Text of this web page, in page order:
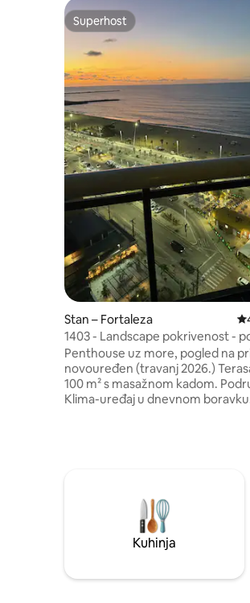
Superhost
Superhost
Stan – Fortaleza
1403 - Landscape pokrivenost -
na more
Penthouse uz more, pogled na
novouređen (travanj 2026.) Terasa od
100 m² s masažnom kadom. Podrum.
Klima-uređaj u dnevnom boravku. Wi-
Televizor od 75” u glavnoj
klima-uređajima te spektakularnim
pogledom na ocean iz svake sobe.
Idealno za obitelji ili grupe koje
udobnost i potpuno opremljenu
2.500 R$ putem PIX-a prilikom
Kuhinja